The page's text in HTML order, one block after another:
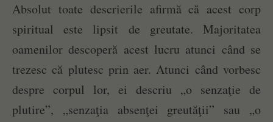
Absolut toate descrierile afirmă că acest corp
spiritual este lipsit de greutate. Majoritatea
oamenilor descoperă acest lucru atunci când se
trezesc că plutesc prin aer. Atunci când vorbesc
despre corpul lor, ei descriu „o senzaţie de
plutire”, „senzaţia absenţei greutăţii” sau „o